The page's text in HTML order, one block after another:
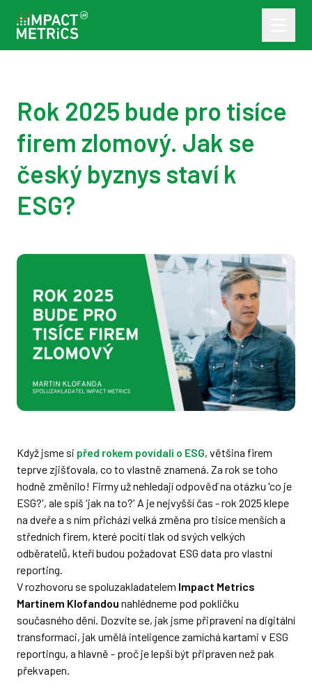
Rok 2025 bude pro tisíce
firem zlomový. Jak se
český byznys staví k
ESG?
Když jsme si před rokem povídali o ESG, většina firem
teprve zjišťovala, co to vlastně znamená. Za rok se toho
hodně změnilo! Firmy už nehledají odpověď na otázku 'co je
ESG?', ale spíš 'jak na to?' A je nejvyšší čas - rok 2025 klepe
na dveře a s ním přichází velká změna pro tisíce menších a
středních firem, které pocítí tlak od svých velkých
odběratelů, kteří budou požadovat ESG data pro vlastní
reporting.
V rozhovoru se spoluzakladatelem Impact Metrics
Martinem Klofandou nahlédneme pod pokličku
současného dění. Dozvíte se, jak jsme připraveni na digitální
transformaci, jak umělá inteligence zamíchá kartami v ESG
reportingu, a hlavně - proč je lepší být připraven než pak
překvapen.